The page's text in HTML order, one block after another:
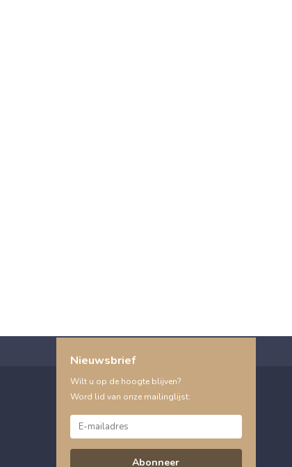
Nieuwsbrief
Wilt u op de hoogte blijven?
Word lid van onze mailinglijst:
Abonneer